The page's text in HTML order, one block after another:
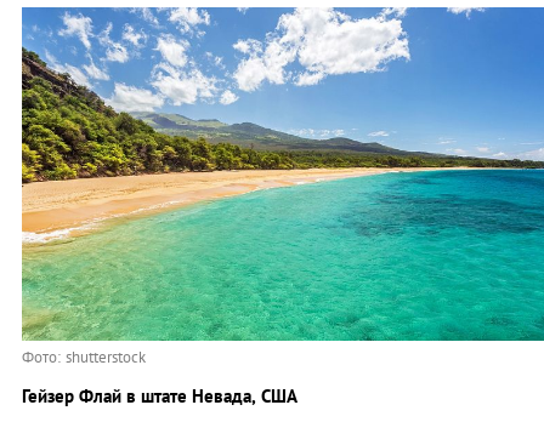
Фото: shutterstock
Гейзер Флай в штате Невада, США